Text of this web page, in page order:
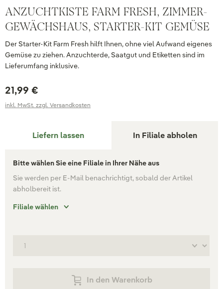
ANZUCHTKISTE FARM FRESH, ZIMMER-
GEWÄCHSHAUS, STARTER-KIT GEMÜSE
Der Starter-Kit Farm Fresh hilft Ihnen, ohne viel Aufwand eigenes
Gemüse zu ziehen. Anzuchterde, Saatgut und Etiketten sind im
Lieferumfang inklusive.
21,99 €
inkl. MwSt. zzgl. Versandkosten
Liefern lassen In Filiale abholen
Bitte wählen Sie eine Filiale in Ihrer Nähe aus
Sie werden per E-Mail benachrichtigt, sobald der Artikel
abholbereit ist.
Filiale wählen
In den Warenkorb